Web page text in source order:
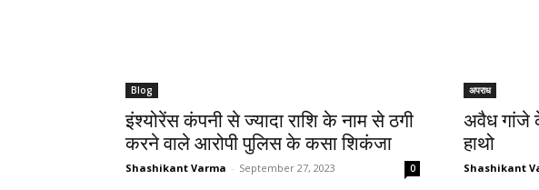
Blog
इंश्योरेंस कंपनी से ज्यादा राशि के नाम से ठगी
करने वाले आरोपी पुलिस के कसा शिकंजा
Shashikant Varma - September 27, 2023 0
अपराध
अवैध गांजे
हाथो
Shashikant